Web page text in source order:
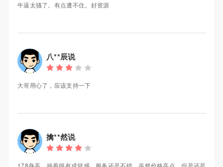
牛逼太骚了。有点遭不住。好资源
八**辰说
大哥用心了，应该支持一下
擒**然说